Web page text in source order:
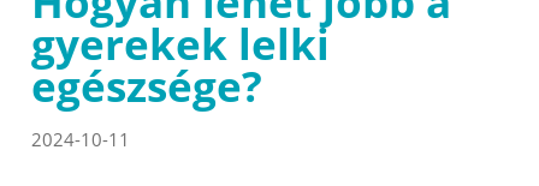
gyerekek lelki
egészsége?
2024-10-11